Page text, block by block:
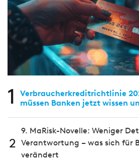
1
Verbraucherkreditrichtlinie
müssen Banken jetzt wissen
2
9. MaRisk-Novelle: Weniger
Verantwortung – was sich für
verändert